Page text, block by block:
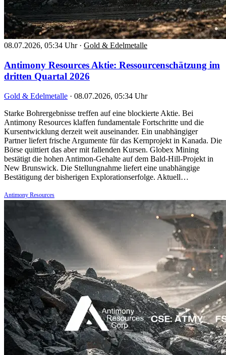
08.07.2026, 05:34 Uhr · Gold & Edelmetalle
Antimony Resources Aktie: Ressourcenschätzung im
dritten Quartal 2026
Gold & Edelmetalle · 08.07.2026, 05:34 Uhr
Starke Bohrergebnisse treffen auf eine blockierte Aktie. Bei
Antimony Resources klaffen fundamentale Fortschritte und die
Kursentwicklung derzeit weit auseinander. Ein unabhängiger
Partner liefert frische Argumente für das Kernprojekt in Kanada. Die
Börse quittiert das aber mit fallenden Kursen. Globex Mining
bestätigt die hohen Antimon-Gehalte auf dem Bald-Hill-Projekt in
New Brunswick. Die Stellungnahme liefert eine unabhängige
Bestätigung der bisherigen Explorationserfolge. Aktuell…
Antimony Resources